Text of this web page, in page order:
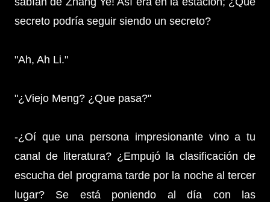
secreto podría seguir siendo un secreto?
"Ah, Ah Li."
"¿Viejo Meng? ¿Que pasa?"
-¿Oí que una persona impresionante vino a tu
canal de literatura? ¿Empujó la clasificación de
escucha del programa tarde por la noche al tercer
lugar? Se está poniendo al día con las